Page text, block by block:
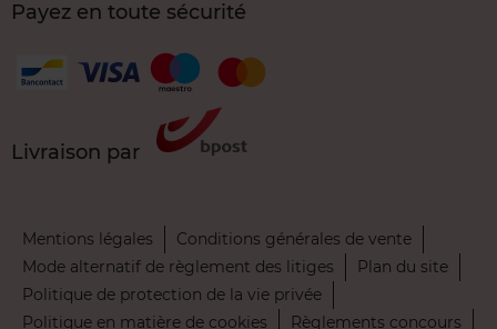
Payez en toute sécurité
Livraison par
Mentions légales
Conditions générales de vente
Mode alternatif de règlement des litiges
Plan du site
Politique de protection de la vie privée
Politique en matière de cookies
Règlements concours